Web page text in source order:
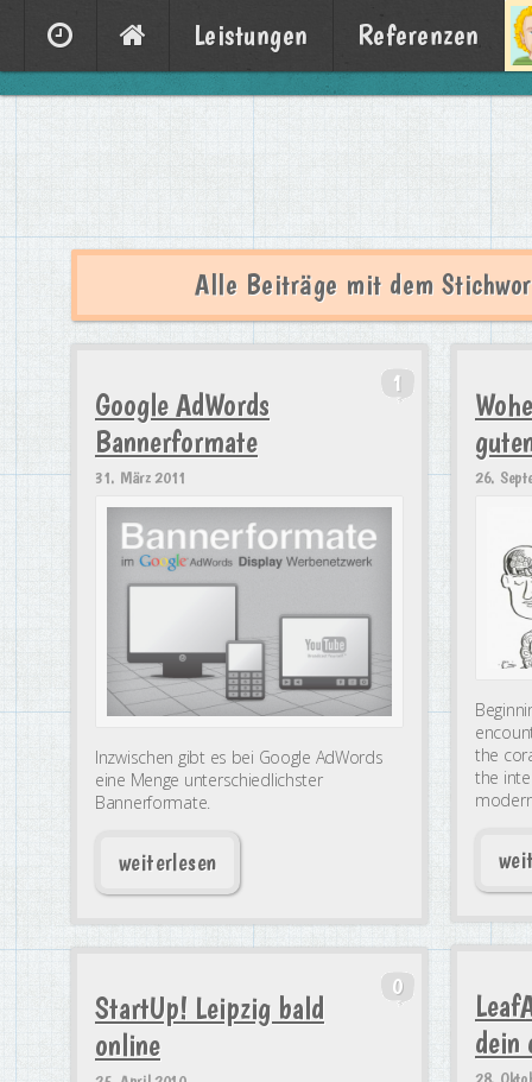
Leistungen Referenzen
Alle Beiträge mit dem
Google AdWords
Bannerformate
1
31. März 2011
Inzwischen gibt es bei Google AdWords
eine Menge unterschiedlichster
Bannerformate.
weiterlesen
StartUp! Leipzig bald
online
0
26.
the
the
dein